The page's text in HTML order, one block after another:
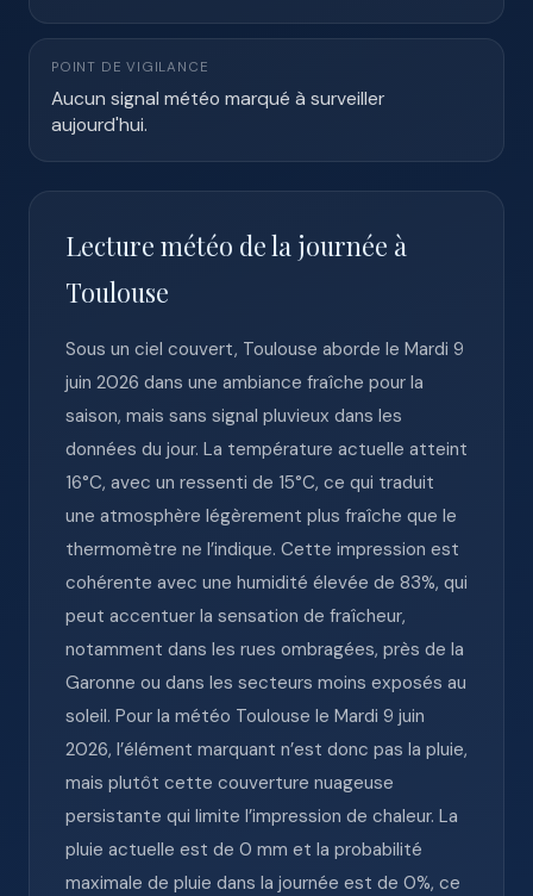
POINT DE VIGILANCE
Aucun signal météo marqué à surveiller
aujourd'hui.
Lecture météo de la journée à
Toulouse
Sous un ciel couvert, Toulouse aborde le Mardi 9
juin 2026 dans une ambiance fraîche pour la
saison, mais sans signal pluvieux dans les
données du jour. La température actuelle atteint
16°C, avec un ressenti de 15°C, ce qui traduit
une atmosphère légèrement plus fraîche que le
thermomètre ne l’indique. Cette impression est
cohérente avec une humidité élevée de 83%, qui
peut accentuer la sensation de fraîcheur,
notamment dans les rues ombragées, près de la
Garonne ou dans les secteurs moins exposés au
soleil. Pour la météo Toulouse le Mardi 9 juin
2026, l’élément marquant n’est donc pas la pluie,
mais plutôt cette couverture nuageuse
persistante qui limite l’impression de chaleur. La
pluie actuelle est de 0 mm et la probabilité
maximale de pluie dans la journée est de 0%, ce